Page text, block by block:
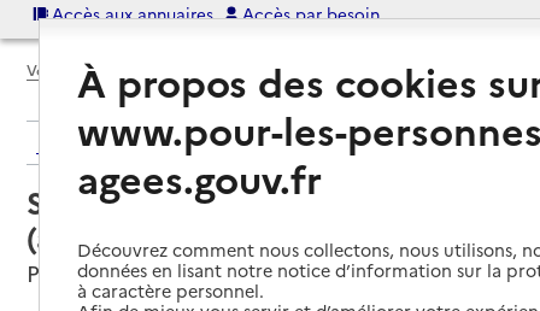
Accès aux annuaires Accès par besoin
Voir le fil d’Ariane
Retour aux résultats de l'annuaire
Service autonomie à domicile
(aide) – Junior services
Pornichet, LOIRE-ATLANTIQUE
À propos des cookies
www.pour-les-
agees.gouv.fr
Découvrez comment nous collectons, nous utilisons,
données en lisant notre notice d’information sur la
à caractère personnel.